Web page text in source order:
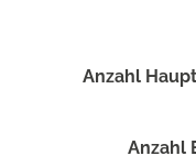
Anzahl
Anzahl